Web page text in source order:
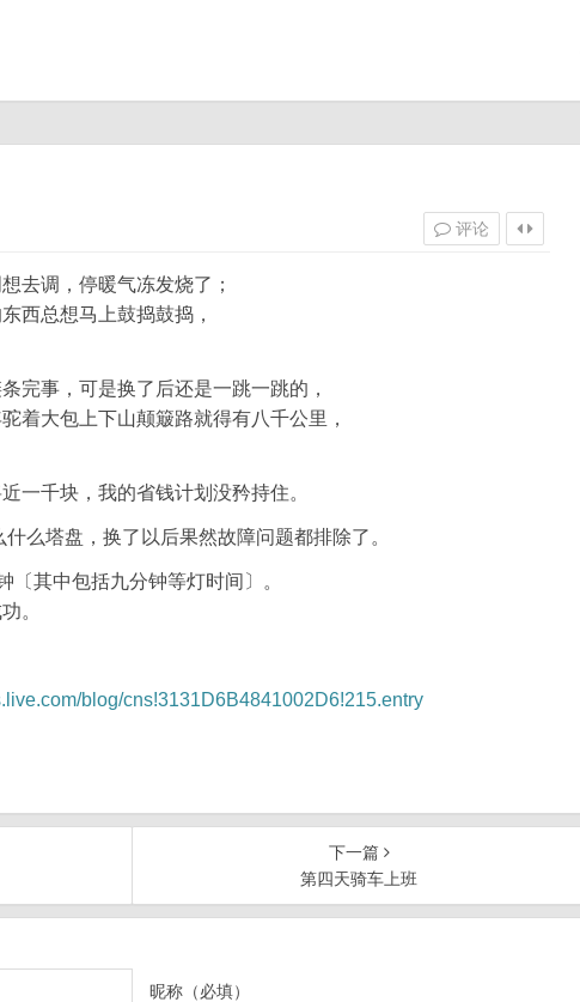
评论
去调，停暖气冻发烧了；
西总想马上鼓捣鼓捣，
完事，可是换了后还是一跳一跳的，
着大包上下山颠簸路就得有八千公里，
一千块，我的省钱计划没矜持住。
么塔盘，换了以后果然故障问题都排除了。
〔其中包括九分钟等灯时间〕。
。
blog/cns!3131D6B4841002D6!215.entry
下一篇
第四天骑车上班
昵称（必填）